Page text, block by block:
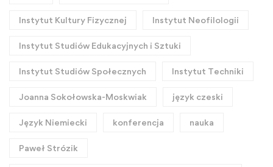
Instytut Kultury Fizycznej Instytut Neofilologii
Instytut Studiów Edukacyjnych i Sztuki
Instytut Studiów Społecznych Instytut Techniki
Joanna Sokołowska-Moskwiak język czeski
Język Niemiecki konferencja nauka
Paweł Strózik